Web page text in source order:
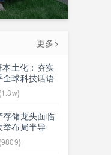
更多>
本土化：夯实
球科技话语
储龙头面临
布局半导
入避免优势